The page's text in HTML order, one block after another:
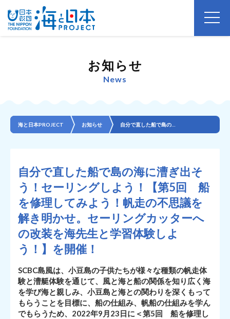
お知らせ
News
海と日本PROJECT お知らせ
自分で直した船で島の海に漕ぎ出そ
う！セーリングしよう！【第5回 船
を修理してみよう！帆走の不思議を
解き明かせ。セーリングカッターへ
の改装を海先生と学習体験しよ
う！】を開催！
SCBC島風は、小豆島の子供たちが様々な種類の帆走体
験と漕艇体験を通じて、風と海と船の関係を知り広く海
を学び海と親しみ、小豆島と海との関わりを深くもって
もらうことを目標に、船の仕組み、帆船の仕組みを学ん
でもらうため、2022年9月23日に＜第5回 船を修理し